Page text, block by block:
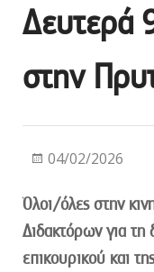
στην
04/02/2026
Όλοι/όλες στην
Διδακτόρων για τη
επικουρικού και